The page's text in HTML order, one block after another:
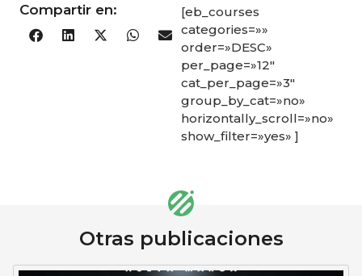
Compartir en:
[eb_courses
categories=»»
order=»DESC»
per_page=»12″
cat_per_page=»3″
group_by_cat=»no»
horizontally_scroll=»no»
show_filter=»yes» ]
Otras publicaciones